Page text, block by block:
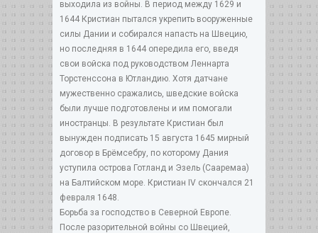
выходила из войны. В период между 1629 и
1644 Кристиан пытался укрепить вооруженные
силы Дании и собирался напасть на Швецию,
но последняя в 1644 опередила его, введя
свои войска под руководством Леннарта
Торстенссона в Ютландию. Хотя датчане
мужественно сражались, шведские войска
были лучше подготовлены и им помогали
иностранцы. В результате Кристиан был
вынужден подписать 15 августа 1645 мирный
договор в Брёмсебру, по которому Дания
уступила острова Готланд и Эзель (Сааремаа)
на Балтийском море. Кристиан IV скончался 21
февраля 1648.
Борьба за господство в Северной Европе.
После разорительной войны со Швецией,